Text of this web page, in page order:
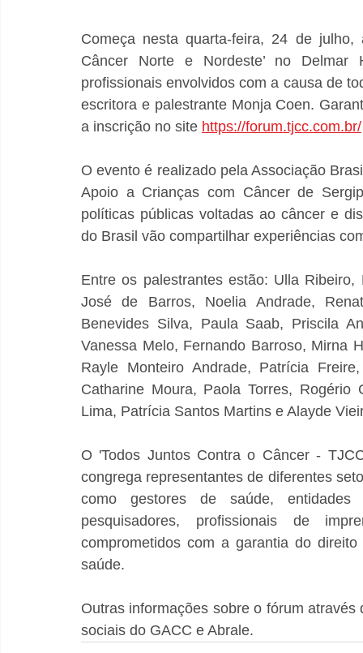
Começa nesta quarta-feira, 24 de
Câncer Norte e Nordeste’ no
profissionais envolvidos com a causa de
escritora e palestrante Monja Coen.
a inscrição no site https://forum.tjcc.com.br/
O evento é realizado pela Associação
Apoio a Crianças com Câncer de
políticas públicas voltadas ao câncer e
do Brasil vão compartilhar experiências
Entre os palestrantes estão: Ulla
José de Barros, Noelia Andrade,
Benevides Silva, Paula Saab, Priscila
Vanessa Melo, Fernando Barroso, Mirna
Rayle Monteiro Andrade, Patrícia
Catharine Moura, Paola Torres, Rogério
Lima, Patrícia Santos Martins e Alayde
O 'Todos Juntos Contra o Câncer -
congrega representantes de diferentes
como gestores de saúde, entidades
pesquisadores, profissionais de
comprometidos com a garantia do
saúde.
Outras informações sobre o fórum
sociais do GACC e Abrale.